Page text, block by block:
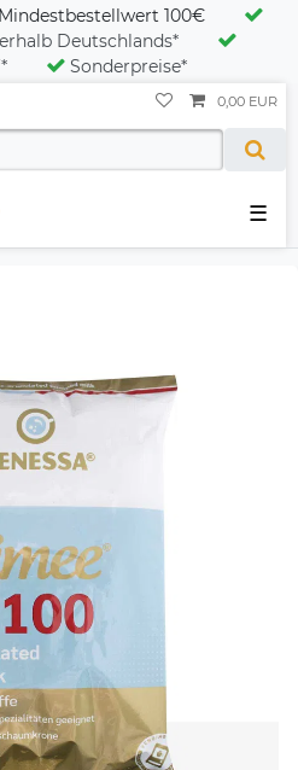
100€
Deutschlands*
Sonderpreise*
☰
0,00 EUR